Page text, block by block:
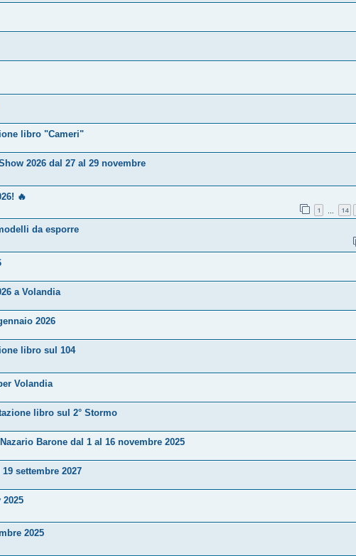
libro "Cameri"
2026 dal 27 al 29 novembre
🔥
1 14
da esporre
a Volandia
2026
libro sul 104
Volandia
libro sul 2° Stormo
Barone dal 1 al 16 novembre 2025
settembre 2027
2025